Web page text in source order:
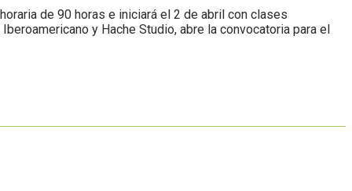
de 90 horas e iniciará el 2 de abril con clases
y Hache Studio, abre la convocatoria para el